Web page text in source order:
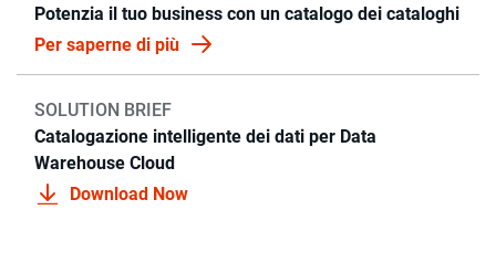
Potenzia il tuo business con un catalogo dei cataloghi
Per saperne di più
SOLUTION BRIEF
Catalogazione intelligente dei dati per Data
Warehouse Cloud
Download Now